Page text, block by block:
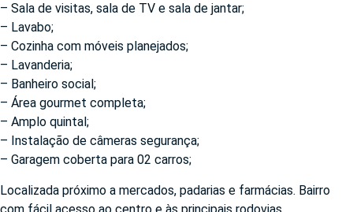
– Sala de visitas, sala de TV e sala de jantar;
– Lavabo;
– Cozinha com móveis planejados;
– Lavanderia;
– Banheiro social;
– Área gourmet completa;
– Amplo quintal;
– Instalação de câmeras segurança;
– Garagem coberta para 02 carros;
Localizada próximo a mercados, padarias e farmácias. Bairro